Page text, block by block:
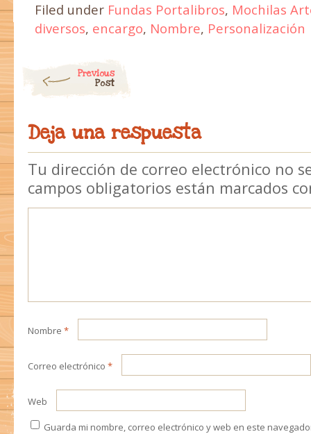
Filed under Fundas Portalibros, Mochilas
diversos, encargo, Nombre, Personalización
Previous
Post
Deja una respuesta
Tu dirección de correo electrónico no
campos obligatorios están marcados
Nombre *
Correo electrónico *
Web
Guarda mi nombre, correo electrónico y web en este